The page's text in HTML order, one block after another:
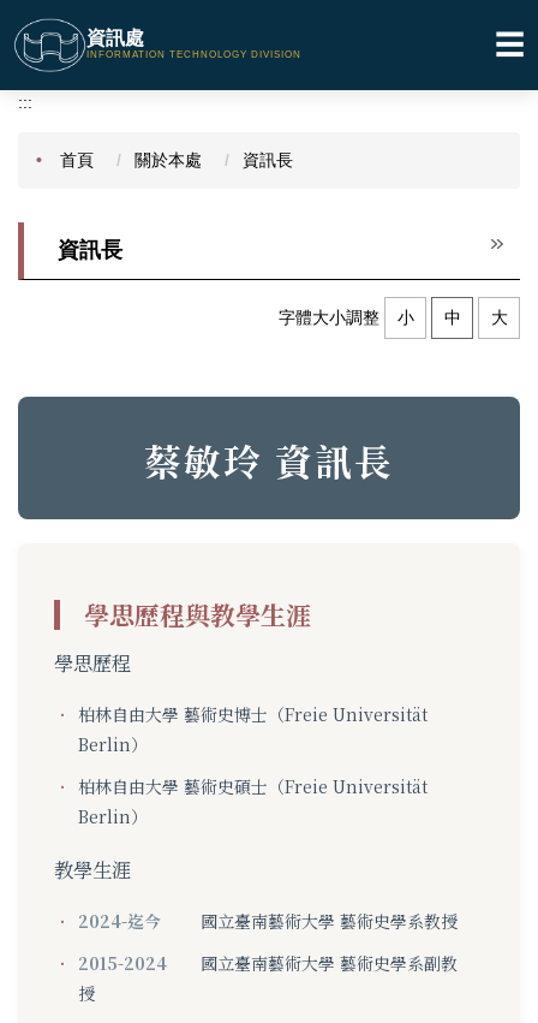
到
主
要
資訊處
INFORMATION TECHNOLOGY DIVISION ☰
:::
首頁 關於本處 資訊長
資訊長
字體大小調整 小 中 大
蔡敏玲 資訊長
學思歷程與教學生涯
學思歷程
柏林自由大學 藝術史博士（Freie Universität
Berlin）
柏林自由大學 藝術史碩士（Freie Universität
Berlin）
教學生涯
2024-迄今
國立臺南藝術大學 藝術史學系教授
2015-2024
國立臺南藝術大學 藝術史學系副教
授